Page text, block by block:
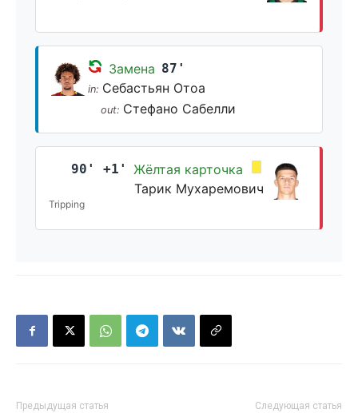
Замена 87'
in: Себастьян Отоа
out: Стефано Сабелли
90' +1'
Жёлтая карточка
Тарик Мухаремович
Tripping
Предыдущая статья Следующая статья